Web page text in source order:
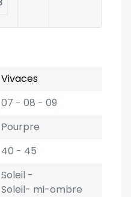
Vivaces
07 08
09
Pourpre
40
45
Soleil
Soleil- mi-ombre